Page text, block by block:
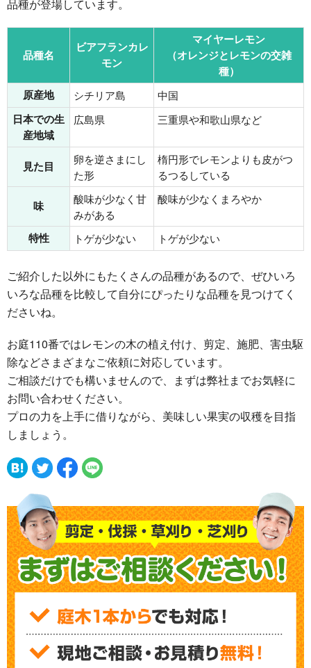
品種が登場しています。
品種名
ビアフランカレ
モン
マイヤーレモン
（オレンジとレモンの交雑
種）
原産地
シチリア島 中国
日本での生
産地域
広島県 三重県や和歌山県など
見た目
卵を逆さまにし
た形
楕円形でレモンよりも皮がつ
るつるしている
味
酸味が少なく甘
みがある
酸味が少なくまろやか
特性 トゲが少ない トゲが少ない
ご紹介した以外にもたくさんの品種があるので、ぜひいろ
いろな品種を比較して自分にぴったりな品種を見つけてく
ださいね。
お庭110番ではレモンの木の植え付け、剪定、施肥、害虫駆
除などさまざまなご依頼に対応しています。
ご相談だけでも構いませんので、まずは弊社までお気軽に
お問い合わせください。
プロの力を上手に借りながら、美味しい果実の収穫を目指
しましょう。